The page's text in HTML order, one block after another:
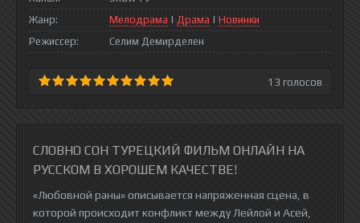
Жанр:
Мелодрама | Драма | Новинки
Режиссер:
Селим Демирделен
13 голосов
СЛОВНО СОН ТУРЕЦКИЙ ФИЛЬМ ОНЛАЙН НА
РУССКОМ В ХОРОШЕМ КАЧЕСТВЕ!
«Любовной раны» описывается напряженная сцена, в
которой происходит конфликт между Лейлой и Асей,